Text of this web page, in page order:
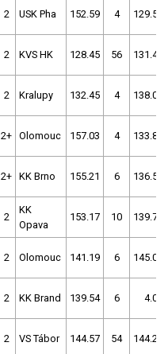
2 USK Pha 152.59 4 129.52
2 KVS HK 128.45 56 131.43
2 Kralupy 132.45 4 138.07
2+ Olomouc 157.03 4 133.83
2+ KK Brno 155.21 6 136.52
2
KK
Opava
153.17 10 139.72
2 Olomouc 141.19 6 145.06
2 KK Brand 139.54 6 4.00
2 VS Tábor 144.57 54 144.29